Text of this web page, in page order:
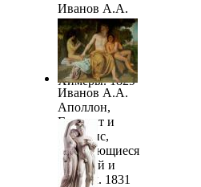
Иванов А.А.
Беллерофонт
отправляется
в поход
против
Химеры. 1829
Иванов А.А.
Аполлон,
Гиацинт и
Кипарис,
занимающиеся
музыкой и
пением. 1831